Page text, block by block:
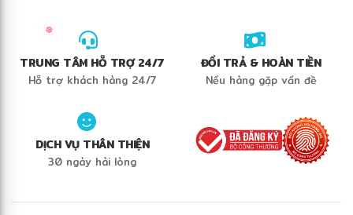
TRUNG TÂM HỖ TRỢ 24/7
Hỗ trợ khách hàng 24/7
ĐỔI TRẢ & HOÀN TIỀN
Nếu hàng gặp vấn đề
DỊCH VỤ THÂN THIỆN
30 ngày hài lòng
❆